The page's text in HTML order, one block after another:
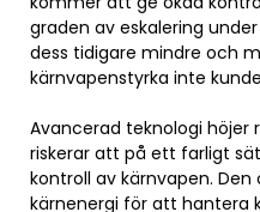
graden av eskalering
dess tidigare mindre och
kärnvapenstyrka inte
Avancerad teknologi höjer
riskerar att på ett farligt
kontroll av kärnvapen.
kärnenergi för att hantera